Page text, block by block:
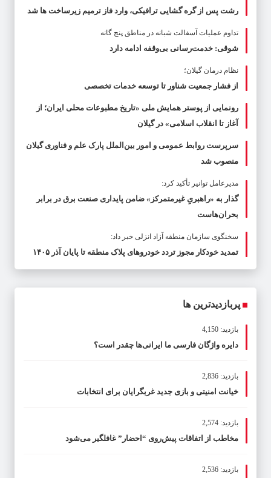
رشت پس از گره گشایی ترافیکی، وارد فاز ترمیم زیرساخت ها شد
تداوم عملیات آسفالت‌ شبانه در مناطق پنج گانه
شوقی: خدمت‌رسانی بی‌وقفه ادامه دارد
نظام درمان گیلان؛
از فشار جمعیت شناور تا توسعه خدمات تخصصی
رونمایی از پوستر همایش ملی «تاریخ مطبوعات محلی ایران؛ از
آغاز تا انقلاب اسلامی» در گیلان
سرپرست روابط عمومی و امور بین‌الملل پارک علم و فناوری گیلان
منصوب شد
مدیرعامل توانیر تأکید کرد:
گذار به «راهبریِ غیرمتمرکز» ضامن پایداری صنعت برق در برابر
بحران‌هاست
سخنگوی سازمان منطقه آزاد انزلی خبر داد:
تمدید خودکار مجوز تردد خودروهای پلاک منطقه تا پایان آذر ۱۴۰۵
پربازدیدترین ها
بازدید: 4,150
دایره واژگان فارسی ما ایرانی‌ها چقدر است؟
بازدید: 2,836
خیانت امنیتی و بازی جدید غربگرایان برای انتخابات
بازدید: 2,574
مخاطب از اتفاقات پیش‌روی “احضار” غافلگیر می‌شود
بازدید: 2,536